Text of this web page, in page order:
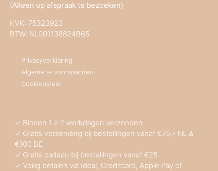
(Alleen op afspraak te bezoeken)
KVK: 75323923
BTW: NL001138824B65
Privacyverklaring
Algemene voorwaarden
Cookiebeleid
✓ Binnen 1 a 2 werkdagen verzonden
✓ Gratis verzending bij bestellingen vanaf €75,- NL &
€100 BE
✓ Gratis cadeau bij bestellingen vanaf €25
✓ Veilig betalen via Ideal, Creditcard, Apple Pay of